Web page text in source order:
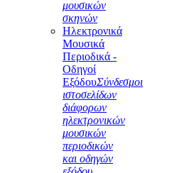
μουσικών
σκηνών
Ηλεκτρονικά
Μουσικά
Περιοδικά -
Οδηγοί
ΕξόδουΣύνδεσμοι
ιστοσελίδων
διάφορων
ηλεκτρονικών
μουσικών
περιοδικών
και οδηγών